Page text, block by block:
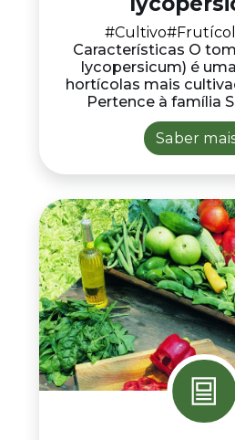
#Cultivo
Características O
lycopersicum) é
hortícolas mais
Pertence à família
Saber